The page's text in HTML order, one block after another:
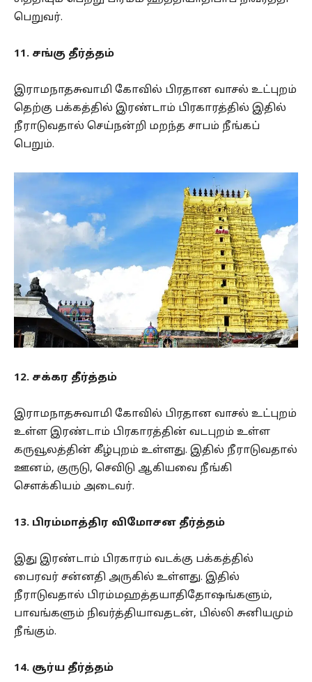
பெறுவர்.
11. சங்கு தீர்த்தம்
இராமநாதசுவாமி கோவில் பிரதான வாசல் உட்புறம்
தெற்கு பக்கத்தில் இரண்டாம் பிரகாரத்தில் இதில்
நீராடுவதால் செய்நன்றி மறந்த சாபம் நீங்கப்
பெறும்.
12. சக்கர தீர்த்தம்
இராமநாதசுவாமி கோவில் பிரதான வாசல் உட்புறம்
உள்ள இரண்டாம் பிரகாரத்தின் வடபுறம் உள்ள
கருவூலத்தின் கீழ்புறம் உள்ளது. இதில் நீராடுவதால்
ஊனம், குருடு, செவிடு ஆகியவை நீங்கி
சௌக்கியம் அடைவர்.
13. பிரம்மாத்திர விமோசன தீர்த்தம்
இது இரண்டாம் பிரகாரம் வடக்கு பக்கத்தில்
பைரவர் சன்னதி அருகில் உள்ளது. இதில்
நீராடுவதால் பிரம்மஹத்தயாதிதோஷங்களும்,
பாவங்களும் நிவர்த்தியாவதடன், பில்லி சுனியமும்
நீங்கும்.
14. சூர்ய தீர்த்தம்